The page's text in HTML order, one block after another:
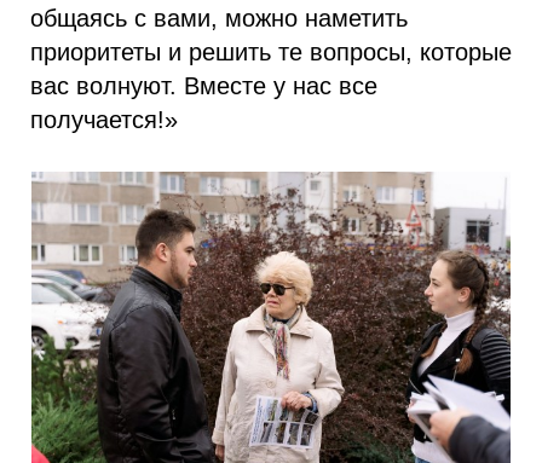
общаясь с вами, можно наметить
приоритеты и решить те вопросы, которые
вас волнуют. Вместе у нас все
получается!»